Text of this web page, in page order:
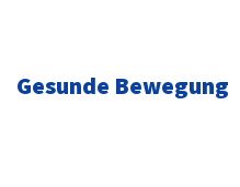
Gesunde Bewegung